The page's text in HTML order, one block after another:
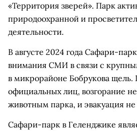
«Территория зверей». Парк
природоохранной и
деятельности.
В августе 2024 года Сафари-
внимания СМИ в связи с
в микрорайоне Бобрукова щель.
официальных лиц, возгорание
животным парка, и эвакуация не
Сафари-парк в Геленджике